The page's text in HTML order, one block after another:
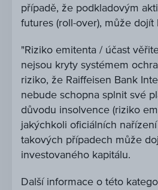
případě, že podkladovým
futures (roll-over), může dojít
"Riziko emitenta / účast
nejsou kryty systémem
riziko, že Raiffeisen Bank
nebude schopna splnit své
důvodu insolvence (riziko
jakýchkoli oficiálních nařízení
takových případech může
investovaného kapitálu.
Další informace o této